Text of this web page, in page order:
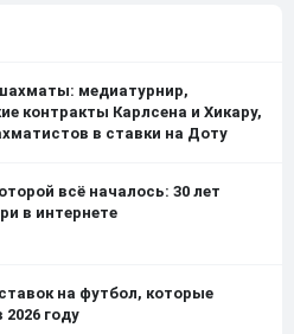
медиатурнир,
контракты Карлсена и Хикару,
в ставки на Доту
всё началось: 30 лет
в интернете
на футбол, которые
году